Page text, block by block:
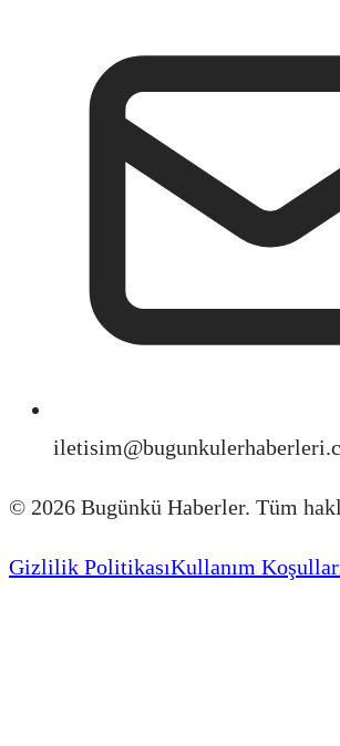
© 2026 Bugünkü Haberler. Tüm
Gizlilik PolitikasıKullanım